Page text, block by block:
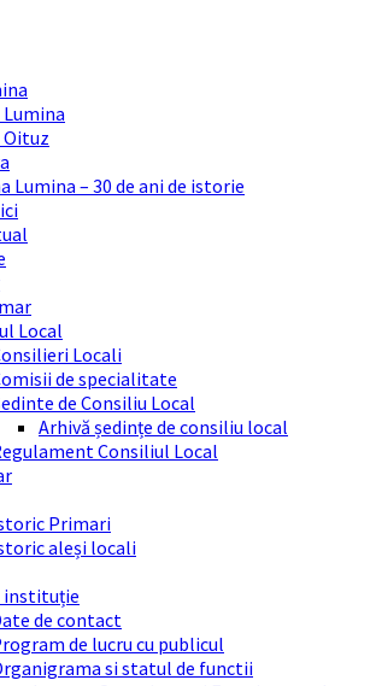
Lumina
Oituz
Lumina – 30 de ani de istorie
Local
Locali
de specialitate
de Consiliu Local
Arhivă ședințe de consiliu local
Consiliul Local
Primari
aleși locali
instituție
de contact
de lucru cu publicul
si statul de functii